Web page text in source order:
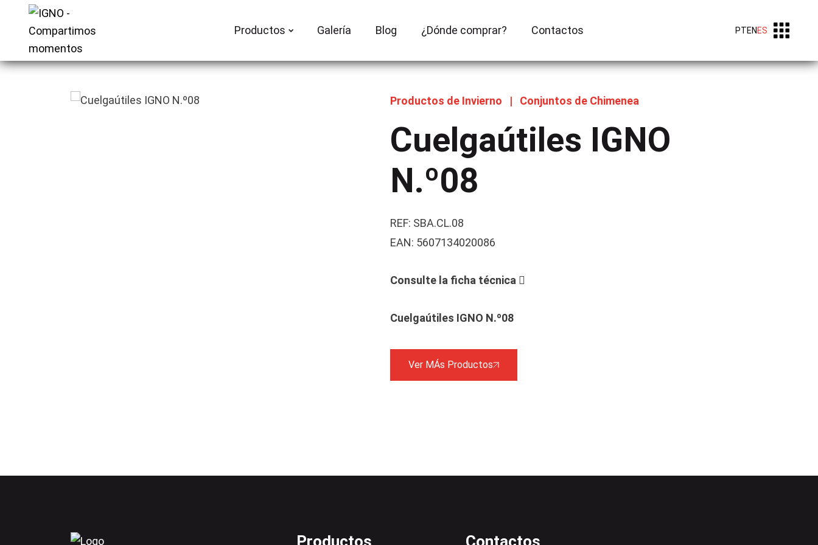
Productos Galería Blog ¿Dónde comprar? Contactos PTENES
Productos de Invierno | Conjuntos de Chimenea
Cuelgaútiles IGNO
N.º08
REF: SBA.CL.08
EAN: 5607134020086
Consulte la ficha técnica
Cuelgaútiles IGNO N.º08
Ver MÁs Productos
Productos Contactos